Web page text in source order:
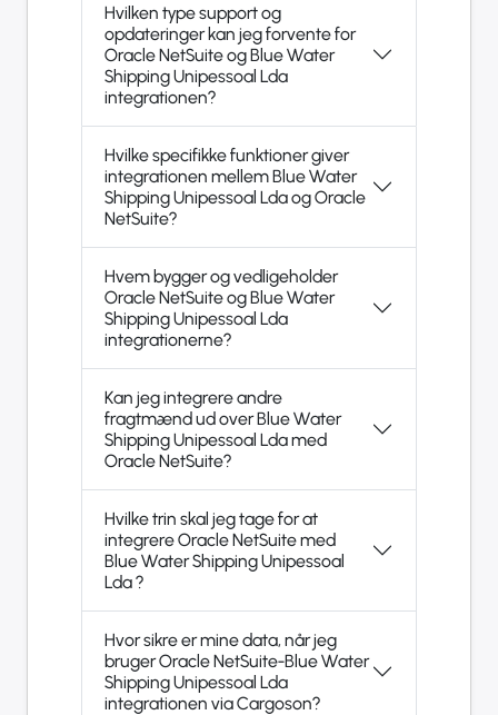
Hvilken type support og
opdateringer kan jeg forvente for
Oracle NetSuite og Blue Water
Shipping Unipessoal Lda
integrationen?
Hvilke specifikke funktioner giver
integrationen mellem Blue Water
Shipping Unipessoal Lda og Oracle
NetSuite?
Hvem bygger og vedligeholder
Oracle NetSuite og Blue Water
Shipping Unipessoal Lda
integrationerne?
Kan jeg integrere andre
fragtmænd ud over Blue Water
Shipping Unipessoal Lda med
Oracle NetSuite?
Hvilke trin skal jeg tage for at
integrere Oracle NetSuite med
Blue Water Shipping Unipessoal
Lda ?
Hvor sikre er mine data, når jeg
bruger Oracle NetSuite-Blue Water
Shipping Unipessoal Lda
integrationen via Cargoson?